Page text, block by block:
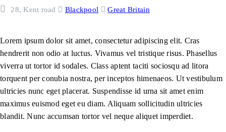
28, Kent road Blackpool Great Britain
Lorem ipsum dolor sit amet, consectetur adipiscing elit. Cras
hendrerit non odio at luctus. Vivamus vel tristique risus. Phasellus
viverra ut tortor id sodales. Class aptent taciti sociosqu ad litora
torquent per conubia nostra, per inceptos himenaeos. Ut vestibulum
ultricies nunc eget placerat. Suspendisse id urna sit amet enim
maximus euismod eget eu diam. Aliquam sollicitudin ultricies
blandit. Nunc accumsan tortor vel neque aliquet imperdiet.